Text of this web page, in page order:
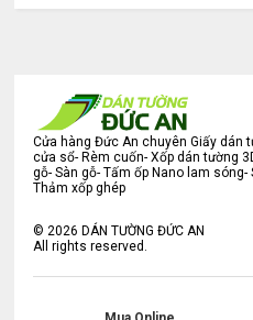
Cửa hàng Đức An chuyên Giấy dán
cửa sổ- Rèm cuốn- Xốp dán tường
gỗ- Sàn gỗ- Tấm ốp Nano lam
Thảm xốp ghép
©2026 DÁN TƯỜNG ĐỨC AN
All rights reserved.